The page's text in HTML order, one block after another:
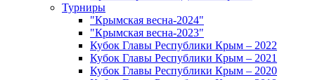
Турниры
"Крымская весна-2024"
"Крымская весна-2023"
Кубок Главы Республики Крым – 2022
Кубок Главы Республики Крым – 2021
Кубок Главы Республики Крым – 2020